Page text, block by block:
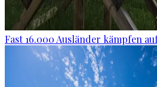
Fast 16.000 Ausländer kämpfen